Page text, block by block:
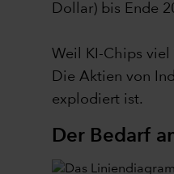
Dollar) bis Ende
Weil KI-Chips viel
Die Aktien von
explodiert ist.
Der Bedarf